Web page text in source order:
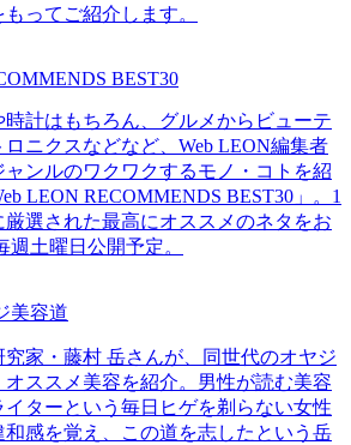
ってご紹介します。
BEST30
時計はもちろん、グルメからビューテ
ロニクスなどなど、Web LEON編集者
ャンルのワクワクするモノ・コトを紹
LEON RECOMMENDS BEST30」。1
厳選された最高にオススメのネタをお
週土曜日公開予定。
美容道
究家・藤村 岳さんが、同世代のオヤジ
オススメ美容を紹介。男性が読む美容
ターという毎日ヒゲを剃らない女性
和感を覚え、この道を志したという岳